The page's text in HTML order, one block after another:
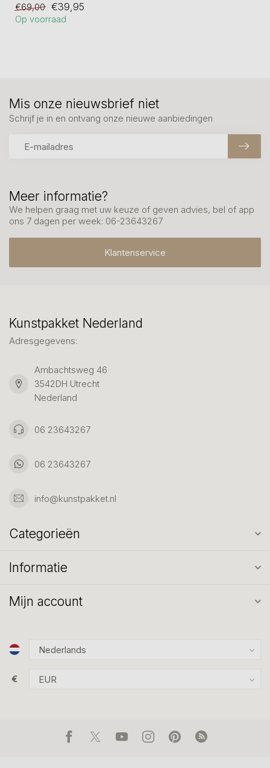
in iconische Mu...
€69,00 €39,95
Op voorraad
Meer informatie?
We helpen graag met uw keuze of geven advies, bel of app
ons 7 dagen per week: 06-23643267
Klantenservice
Mis onze nieuwsbrief niet
Schrijf je in en ontvang onze nieuwe aanbiedingen
Kunstpakket Nederland
Adresgegevens:
Ambachtsweg 46
3542DH Utrecht
Nederland
06 23643267
06 23643267
info@kunstpakket.nl
Categorieën
Informatie
Mijn account
€